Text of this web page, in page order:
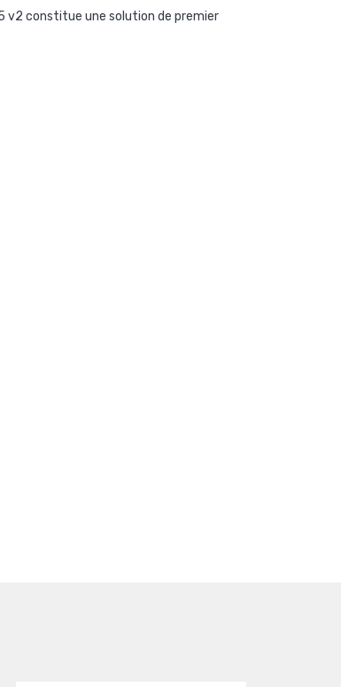
v2 constitue une solution de premier